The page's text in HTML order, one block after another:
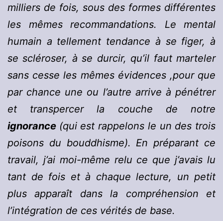
milliers de fois, sous des formes différentes
les mêmes recommandations. Le mental
humain a tellement tendance à se figer, à
se scléroser, à se durcir, qu’il faut marteler
sans cesse les mêmes évidences ,pour que
par chance une ou l’autre arrive à pénétrer
et transpercer la couche de notre
ignorance (qui est rappelons le un des trois
poisons du bouddhisme). En préparant ce
travail, j’ai moi-même relu ce que j’avais lu
tant de fois et à chaque lecture, un petit
plus apparaît dans la compréhension et
l’intégration de ces vérités de base.